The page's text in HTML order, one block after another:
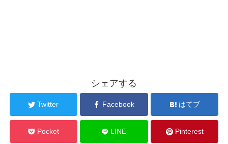
シェアする
Twitter Facebook はてブ
Pocket LINE Pinterest